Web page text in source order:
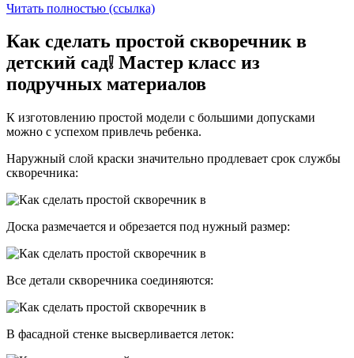
Читать полностью (ссылка)
Как сделать простой скворечник в
детский сад❕ Мастер класс из
подручных материалов
К изготовлению простой модели с большими допусками
можно с успехом привлечь ребенка.
Наружный слой краски значительно продлевает срок службы
скворечника:
Доска размечается и обрезается под нужный размер:
Все детали скворечника соединяются:
В фасадной стенке высверливается леток: